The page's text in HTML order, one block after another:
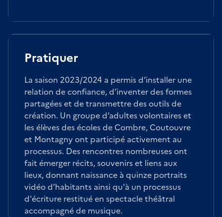
Pratiquer
La saison 2023/2024 a permis d’installer une
relation de confiance, d’inventer des formes
partagées et de transmettre des outils de
création. Un groupe d’adultes volontaires et
les élèves des écoles de Combre, Coutouvre
et Montagny ont participé activement au
processus. Des rencontres nombreuses ont
fait émerger récits, souvenirs et liens aux
lieux, donnant naissance à quinze portraits
vidéo d’habitants ainsi qu'à un processus
d'écriture restitué en spectacle théâtral
accompagné de musique.